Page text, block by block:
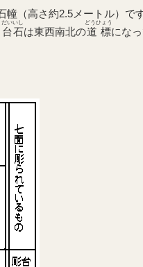
幢（高さ約2.5メートル）です
台石
だいいし
は東西南北の道標
どうひょう
にな